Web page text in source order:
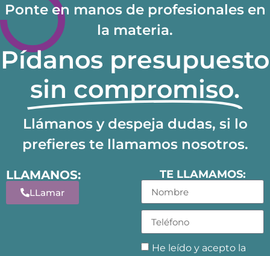
Ponte en manos de profesionales en
la materia.
Pídanos presupuesto
sin compromiso.
Llámanos y despeja dudas, si lo
prefieres te llamamos nosotros.
LLAMANOS:
LLamar
TE LLAMAMOS:
He leído y acepto la